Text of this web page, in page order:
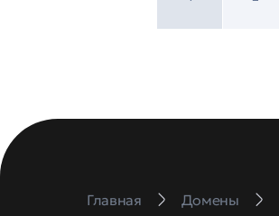
Главная Домены